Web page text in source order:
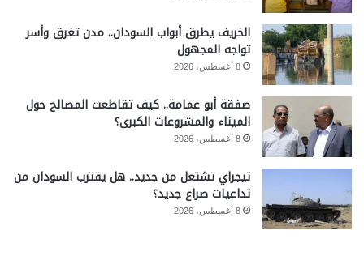
الخريف يطرق أبواب السودان.. مدن تغرق وأسر
تواجه المجهول
8 أغسطس، 2026
صفقة أبو عمامة.. كيف تقاطعت المصالح حول
الميناء والمشروعات الكبرى؟
8 أغسطس، 2026
تيجراي تشتعل من جديد.. هل يقترب السودان من
تداعيات صراع جديد؟
8 أغسطس، 2026